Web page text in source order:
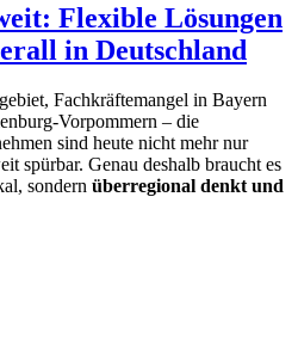
Flexible Lösungen
in Deutschland
Fachkräftemangel in Bayern
Vorpommern – die
sind heute nicht mehr nur
spürbar. Genau deshalb braucht es
sondern überregional denkt und